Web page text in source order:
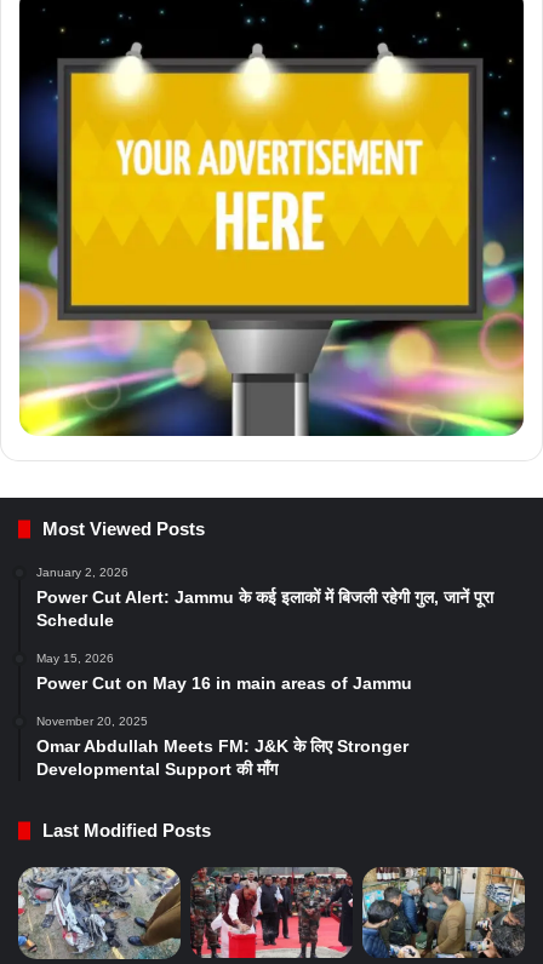
Most Viewed Posts
January 2, 2026
Power Cut Alert: Jammu के कई इलाकों में बिजली रहेगी गुल, जानें पूरा
Schedule
May 15, 2026
Power Cut on May 16 in main areas of Jammu
November 20, 2025
Omar Abdullah Meets FM: J&K के लिए Stronger
Developmental Support की माँग
Last Modified Posts